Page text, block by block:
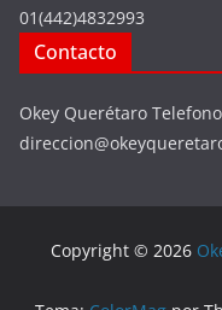
01(442)4832993
Contacto
Okey Querétaro
Copyright © 2026